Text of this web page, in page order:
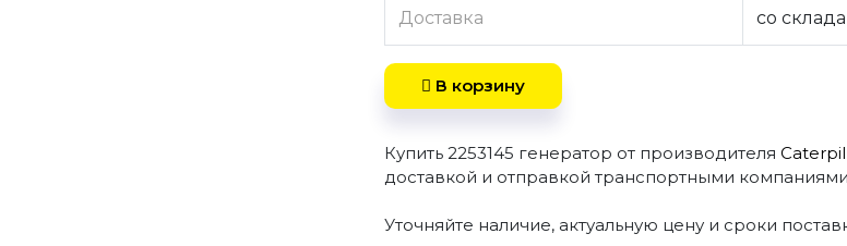
Доставка со
В корзину
Купить 2253145 генератор от производителя
доставкой и отправкой транспортными
Уточняйте наличие, актуальную цену и сроки